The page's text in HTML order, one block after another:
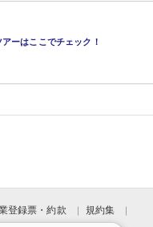
ーはここでチェック！
登録票・約款 規約集